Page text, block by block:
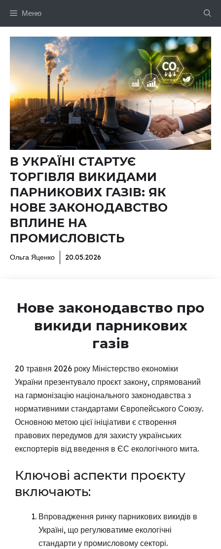
Меню
В УКРАЇНІ СТАРТУЄ
ТОРГІВЛЯ ВИКИДАМИ
ПАРНИКОВИХ ГАЗІВ: ЯК
НОВЕ ЗАКОНОДАВСТВО
ВПЛИНЕ НА
ПРОМИСЛОВІСТЬ
Ольга Яценко 20.05.2026
Нове законодавство про
викиди парникових
газів
20 травня 2026 року Міністерство економіки
України презентувало проєкт закону, спрямований
на гармонізацію національного законодавства з
нормативними стандартами Європейського Союзу.
Основною метою цієї ініціативи є створення
правових передумов для захисту українських
експортерів від введення в ЄС екологічного мита.
Ключові аспекти проєкту
включають:
Впровадження ринку парникових викидів в
Україні, що регулюватиме екологічні
стандарти у промисловому секторі.